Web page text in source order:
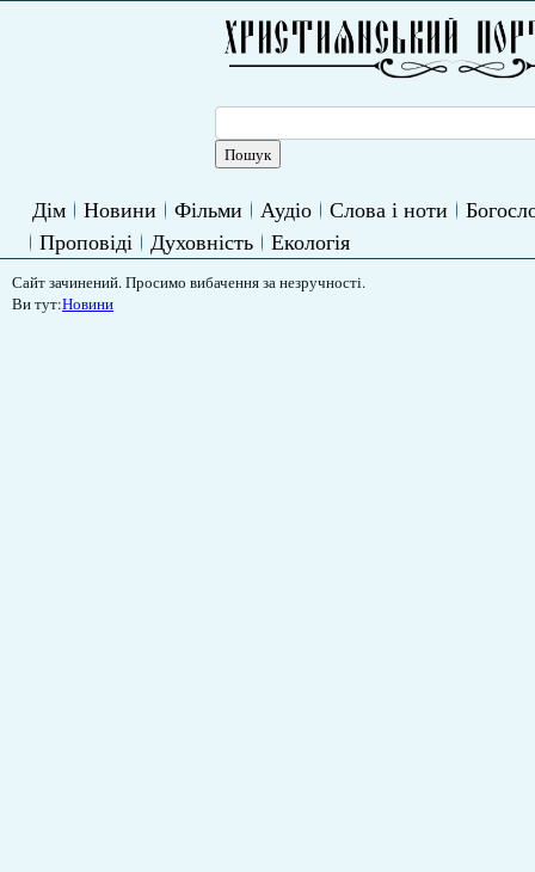
Дім Новини Фільми Аудіо Слова і ноти
Проповіді
Духовність Екологія
Сайт зачинений. Просимо вибачення за незручності.
Ви тут:Новини